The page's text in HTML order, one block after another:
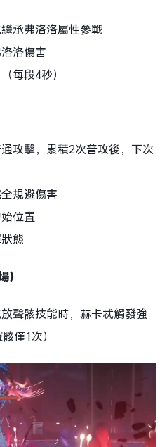
承弗洛洛屬性參戰
洛傷害
每段4秒）
攻擊，累積2次普攻後，下次
規避傷害
位置
態
）
聲骸技能時，赫卡忒觸發強
僅1次）